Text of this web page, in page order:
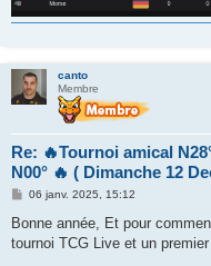
canto
Membre
Re: 🔥Tournoi amical
N00° 🔥 ( Dimanche 12
M
s
a
06 janv. 2025, 15:12
Bonne année, Et pour
tournoi TCG Live et un